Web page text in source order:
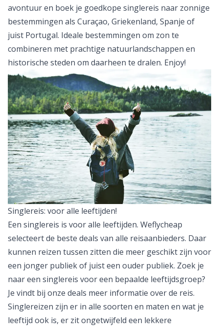
avontuur en boek je goedkope singlereis naar zonnige
bestemmingen als Curaçao, Griekenland, Spanje of
juist Portugal. Ideale bestemmingen om zon te
combineren met prachtige natuurlandschappen en
historische steden om daarheen te dralen. Enjoy!
Singlereis: voor alle leeftijden!
Een singlereis is voor alle leeftijden. Weflycheap
selecteert de beste deals van alle reisaanbieders. Daar
kunnen reizen tussen zitten die meer geschikt zijn voor
een jonger publiek of juist een ouder publiek. Zoek je
naar een singlereis voor een bepaalde leeftijdsgroep?
Je vindt bij onze deals meer informatie over de reis.
Singlereizen zijn er in alle soorten en maten en wat je
leeftijd ook is, er zit ongetwijfeld een lekkere